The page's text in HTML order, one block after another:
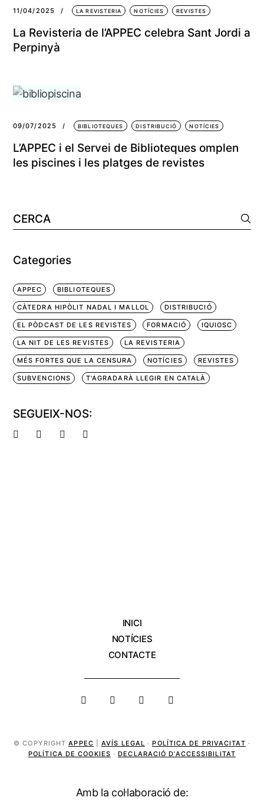
11/04/2025 LA REVISTERIA NOTÍCIES REVISTES
La Revisteria de l’APPEC celebra Sant Jordi a
Perpinyà
09/07/2025 BIBLIOTEQUES DISTRIBUCIÓ NOTÍCIES
L’APPEC i el Servei de Biblioteques omplen
les piscines i les platges de revistes
Categories
APPEC BIBLIOTEQUES
CÀTEDRA HIPÒLIT NADAL I MALLOL DISTRIBUCIÓ
EL PÒDCAST DE LES REVISTES FORMACIÓ IQUIOSC
LA NIT DE LES REVISTES LA REVISTERIA
MÉS FORTES QUE LA CENSURA NOTÍCIES REVISTES
SUBVENCIONS T'AGRADARÀ LLEGIR EN CATALÀ
SEGUEIX-NOS:
INICI
NOTÍCIES
CONTACTE
© COPYRIGHTAPPEC |AVÍS LEGAL ·POLÍTICA DE PRIVACITAT ·
POLÍTICA DE COOKIES ·DECLARACIÓ D’ACCESSIBILITAT
Amb la col·laboració de: